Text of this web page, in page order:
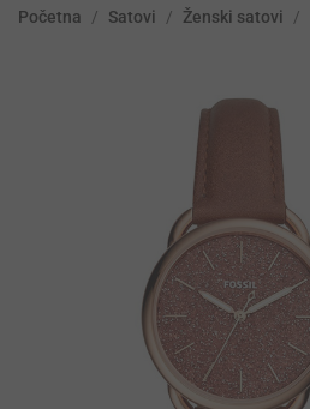
Početna / Satovi / Ženski satovi /